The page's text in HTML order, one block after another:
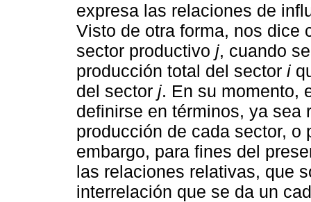
expresa las relaciones de
Visto de otra forma, nos
sector productivo j, cuando
producción total del sector i
del sector j. En su momento,
definirse en términos, ya sea
producción de cada sector,
embargo, para fines del
las relaciones relativas, que
interrelación que se da un